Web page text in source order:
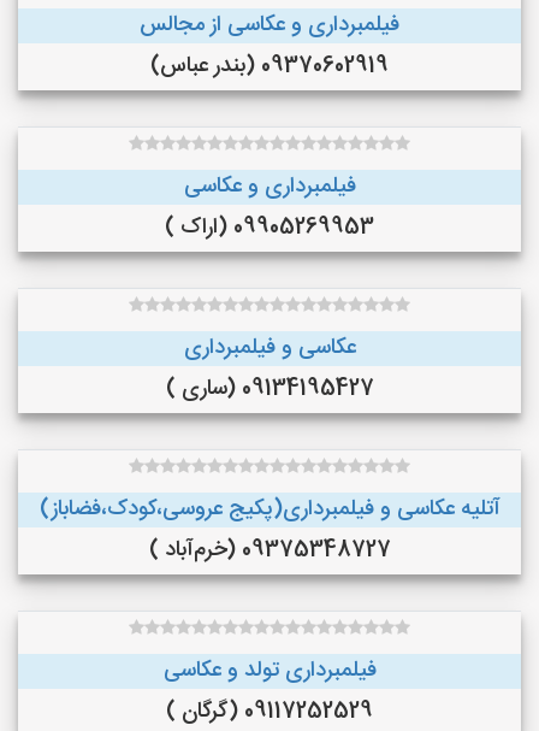
فیلمبرداری و عکاسی از مجالس
09370602919 (بندر عباس)
فیلمبرداری و عکاسی
09905269953 (اراک )
عکاسی و فیلمبرداری
09134195427 (ساری )
آتلیه عکاسی و فیلمبرداری(پکیج عروسی،کودک،فضاباز)
09375348727 (خرم‌آباد )
فیلمبرداری تولد و عکاسی
09117252529 (گرگان )